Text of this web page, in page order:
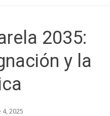
2035:
y la
2025